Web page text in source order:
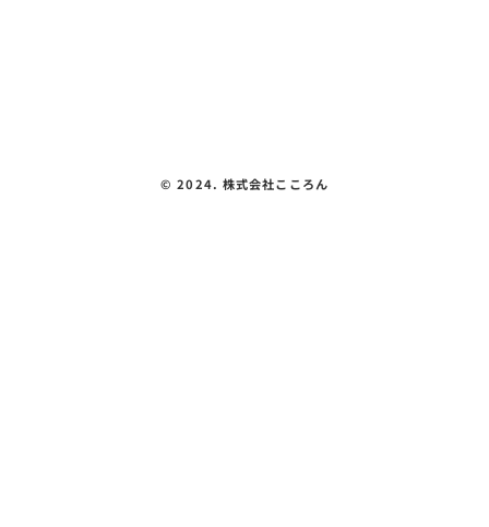
©︎ 2024. 株式会社こころん